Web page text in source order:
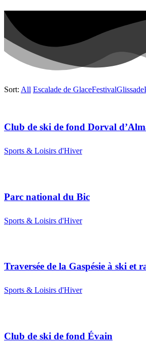
Sort: All Escalade de GlaceFestivalGlissade
Club de ski de fond Dorval
Sports & Loisirs d'Hiver
Parc national du Bic
Sports & Loisirs d'Hiver
Traversée de la Gaspésie à ski et
Sports & Loisirs d'Hiver
Club de ski de fond Évain